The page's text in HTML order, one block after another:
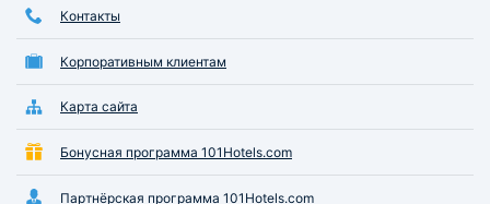
Контакты
Корпоративным клиентам
Карта сайта
Бонусная программа 101Hotels.com
Партнёрская программа 101Hotels.com